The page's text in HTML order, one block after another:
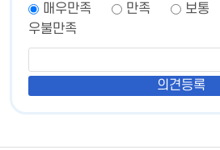
매우만족 만족 보통
우불만족